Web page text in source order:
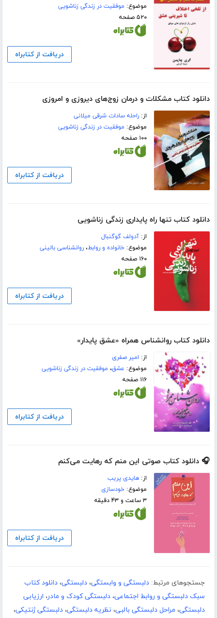
موضوع: موفقیت در زندگی زناشویی
۵۲۰ صفحه
دریافت از کتابراه
دانلود کتاب مشکلات و درمان زوج‌های دیروزی و امروزی
از:راحله سادات شرقی میلانی
موضوع: موفقیت در زندگی زناشویی
۱۰۰ صفحه
دریافت از کتابراه
دانلود کتاب تنها راه پایدارى زندگى زناشویى
از:آدولف گوگنبال
موضوع:خانواده و روابط،روانشناسی بالینی
۱۶۰ صفحه
دریافت از کتابراه
دانلود کتاب روانشناس همراه «عشق پایدار»
از: امیر صفری
موضوع: عشق، موفقیت در زندگی زناشویی
۱۱۶ صفحه
دریافت از کتابراه
🎧 دانلود کتاب صوتی این منم که رهایت می‌کنم
از:هایدی پریب
موضوع:خودسازی
۳ ساعت و ۴۳ دقیقه
دریافت از کتابراه
جستجوهای مرتبط: دلبستگی و وابستگی، دلبستگی، دانلود کتاب
سبک دلبستگی و روابط اجتماعی، دلبستگی کودک و مادر، ارزیابی
دلبستگی، مراحل دلبستگی بالبی، نظریه دلبستگی، دلبستگی ژنتیکی،